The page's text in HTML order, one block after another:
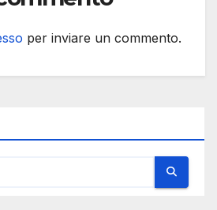
per inviare un commento.